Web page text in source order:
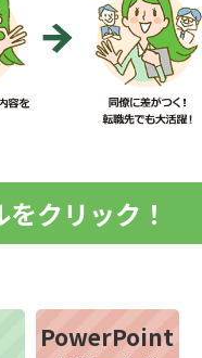
クリック！
PowerPoint